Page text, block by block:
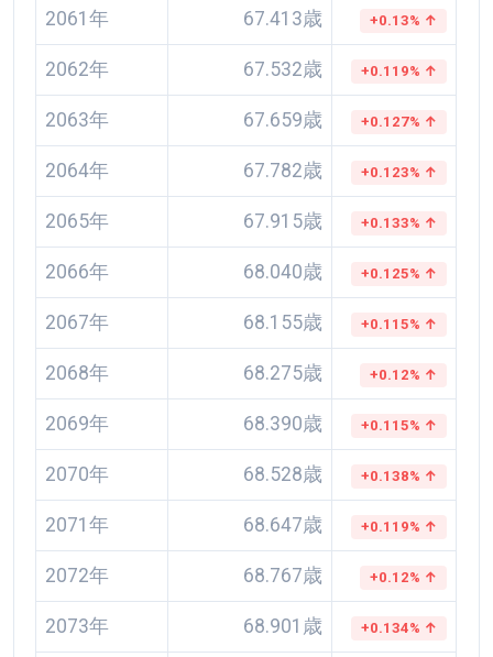
2061年 67.413歳 +0.13% ↑
2062年 67.532歳 +0.119% ↑
2063年 67.659歳 +0.127% ↑
2064年 67.782歳 +0.123% ↑
2065年 67.915歳 +0.133% ↑
2066年 68.040歳 +0.125% ↑
2067年 68.155歳 +0.115% ↑
2068年 68.275歳 +0.12% ↑
2069年 68.390歳 +0.115% ↑
2070年 68.528歳 +0.138% ↑
2071年 68.647歳 +0.119% ↑
2072年 68.767歳 +0.12% ↑
2073年 68.901歳 +0.134% ↑